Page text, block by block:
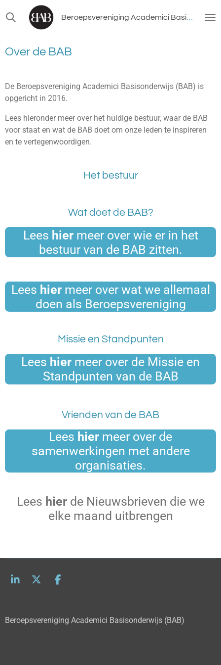
Ga
direct
de
hoofdinhoud
Over de BAB
De Beroepsvereniging Academici Basisonderwijs (BAB) is
opgericht in 2016.
Lees hieronder meer over het huidige bestuur, waar de BAB
voor staat en wat de BAB doet om onze leden te inspireren
en te vertegenwoordigen.
Het bestuur
Wat doet de BAB?
Lees hiermeer over wie er in het
bestuur van de BAB zitten.
Lees hiermeer over wat we allemaal
doen als Beroepsvereniging
Missie en Standpunten
Lees hier meer over de Missie en
Standpunten van de BAB
Vrienden van de BAB
Lees hier meer over de
samenwerkingen met andere
organisaties.
Lees hier de Nieuwsbrieven die we
elke maand uitbrengen
L
e
X
F
b
Beroepsvereniging Academici Basisonderwijs (BAB)